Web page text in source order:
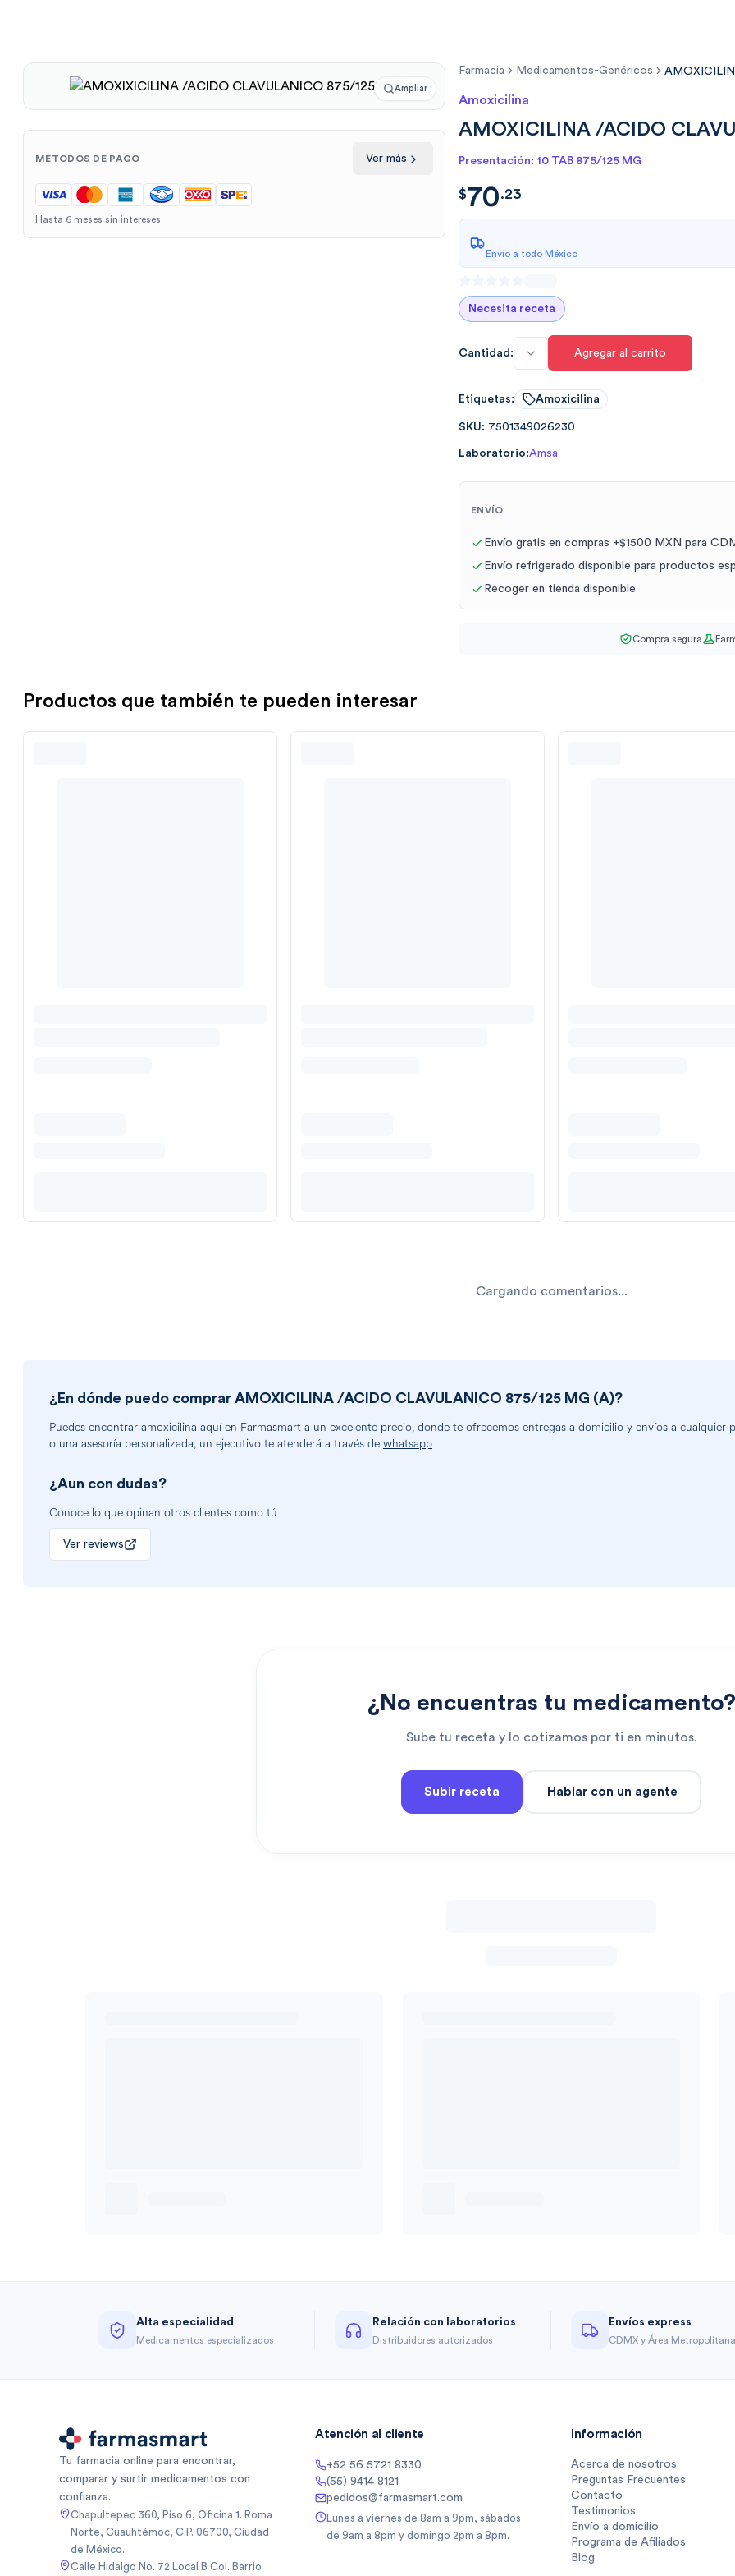
Ampliar
MÉTODOS DE PAGO Ver más
Hasta 6 meses sin intereses
Farmacia Medicamentos-Genéricos
Amoxicilina
AMOXICILINA /ACIDO
Presentación: 10 TAB 875/125 MG
$70.2300
$70.23
Envío a todo México
Necesita receta
Cantidad: Agregar al carrito
Etiquetas: Amoxicilina
SKU: 7501349026230
Laboratorio:Amsa
ENVÍO
Envío gratis en compras +$1500 MXN para
Envío refrigerado disponible para productos
Recoger en tienda disponible
Compra segura
Productos que también te pueden interesar
Cargando comentarios...
¿En dónde puedo comprar AMOXICILINA /ACIDO CLAVULANICO 875/125 MG (A)?
Puedes encontrar amoxicilina aquí en Farmasmart a un excelente precio, donde te ofrecemos entregas a domicilio y envíos a cualquier
o una asesoría personalizada, un ejecutivo te atenderá a través de whatsapp
¿Aun con dudas?
Conoce lo que opinan otros clientes como tú
Ver reviews
¿No encuentras tu medicamento?
Sube tu receta y lo cotizamos por ti en minutos.
Subir receta Hablar con un agente
Alta especialidad
Medicamentos especializados
Relación con laboratorios
Distribuidores autorizados
Envíos express
CDMX y Área Metropolitana
Tu farmacia online para encontrar,
comparar y surtir medicamentos con
confianza.
Chapultepec 360, Piso 6, Oficina 1. Roma
Norte, Cuauhtémoc, C.P. 06700, Ciudad
de México.
Calle Hidalgo No. 72 Local B Col. Barrio
Atención al cliente
+52 56 5721 8330
(55) 9414 8121
pedidos@farmasmart.com
Lunes a viernes de 8am a 9pm, sábados
de 9am a 8pm y domingo 2pm a 8pm.
Información
Acerca de nosotros
Preguntas Frecuentes
Contacto
Testimonios
Envío a domicilio
Programa de Afiliados
Blog